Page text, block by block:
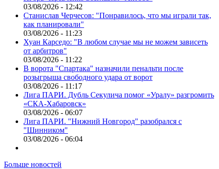
03/08/2026 - 12:42
Станислав Черчесов: "Понравилось, что мы играли так,
как планировали"
03/08/2026 - 11:23
Хуан Карседо: "В любом случае мы не можем зависеть
от арбитров"
03/08/2026 - 11:22
В ворота "Спартака" назначили пенальти после
розыгрыша свободного удара от ворот
03/08/2026 - 11:17
Лига ПАРИ. Дубль Секулича помог «Уралу» разгромить
«СКА-Хабаровск»
03/08/2026 - 06:07
Лига ПАРИ. "Нижний Новгород" разобрался с
"Шинником"
03/08/2026 - 06:04
Больше новостей